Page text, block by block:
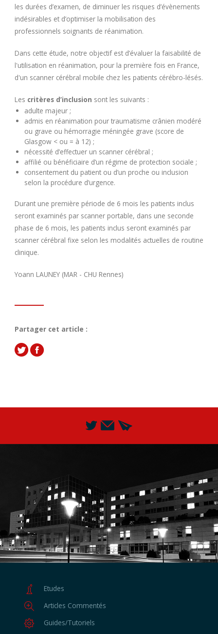
les durées d’examen, de diminuer les risques d’évènements
indésirables et d’optimiser la mobilisation des
professionnels soignants de réanimation.
Dans cette étude, notre objectif est d’évaluer la faisabilité de
l'utilisation en réanimation, pour la première fois en France,
d'un scanner cérébral mobile chez les patients cérébro-lésés.
Les critères d’inclusion sont les suivants :
adulte majeur ;
admis en réanimation pour traumatisme crânien modéré
ou grave ou hémorragie méningée grave (score de
Glasgow < ou = à 12) ;
nécessité d’effectuer un scanner cérébral ;
affilié ou bénéficiaire d’un régime de protection sociale ;
consentement du patient ou d’un proche ou inclusion
selon la procédure d’urgence.
Durant une première période de 6 mois les patients inclus
seront examinés par scanner portable, dans une seconde
phase de 6 mois, les patients inclus seront examinés par
scanner cérébral fixe selon les modalités actuelles de routine
clinique.
Yoann LAUNEY (MAR - CHU Rennes)
Partager cet article :
Etudes
Articles Commentés
Guides/Tutoriels